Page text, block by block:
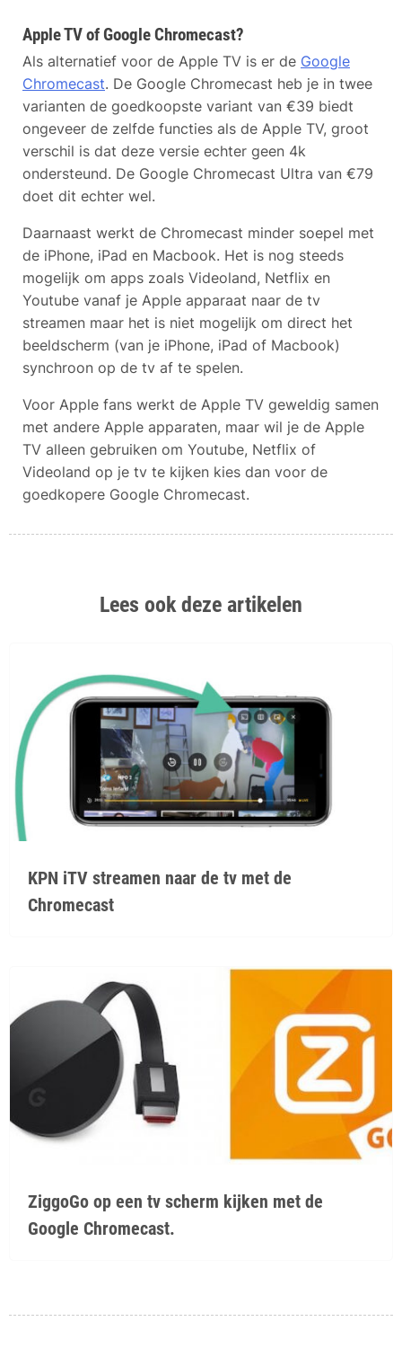
Apple TV of Google Chromecast?
Als alternatief voor de Apple TV is er de Google
Chromecast. De Google Chromecast heb je in twee
varianten de goedkoopste variant van €39 biedt
ongeveer de zelfde functies als de Apple TV, groot
verschil is dat deze versie echter geen 4k
ondersteund. De Google Chromecast Ultra van €79
doet dit echter wel.
Daarnaast werkt de Chromecast minder soepel met
de iPhone, iPad en Macbook. Het is nog steeds
mogelijk om apps zoals Videoland, Netflix en
Youtube vanaf je Apple apparaat naar de tv
streamen maar het is niet mogelijk om direct het
beeldscherm (van je iPhone, iPad of Macbook)
synchroon op de tv af te spelen.
Voor Apple fans werkt de Apple TV geweldig samen
met andere Apple apparaten, maar wil je de Apple
TV alleen gebruiken om Youtube, Netflix of
Videoland op je tv te kijken kies dan voor de
goedkopere Google Chromecast.
Lees ook deze artikelen
KPN iTV streamen naar de tv met de
Chromecast
ZiggoGo op een tv scherm kijken met de
Google Chromecast.